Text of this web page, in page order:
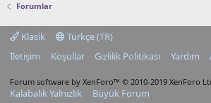
Forumlar
Klasik
Türkçe (TR)
İletişim
Koşullar Gizlilik Politikası Yardım
Forum software by XenForo™ © 2010-2019 XenForo
Kalabalık Yalnızlık Büyük Forum